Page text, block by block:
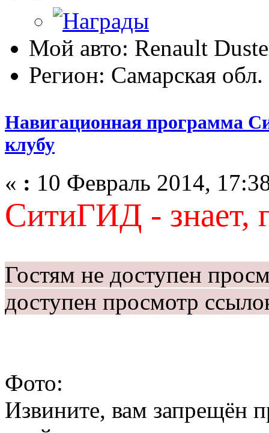
Мой авто: Renault
Регион: Самарская обл.
Навигационная программа
клубу
« : 10 Февраль 2014,
СитиГИД - знает,
Гостям не доступен
доступен просмотр
Фото:
Извините, вам запрещён